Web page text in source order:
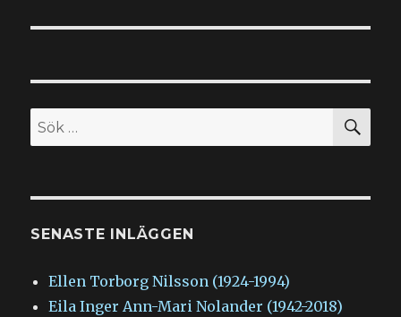
Sök
efter:
SENASTE INLÄGGEN
Ellen Torborg Nilsson (1924-1994)
Eila Inger Ann-Mari Nolander (1942-2018)